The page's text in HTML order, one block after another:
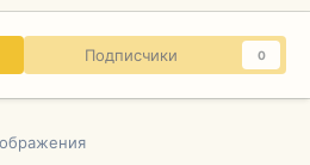
Подписчики 0